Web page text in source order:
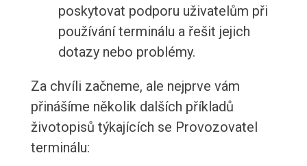
poskytovat podporu uživatelům při
používání terminálu a řešit jejich
dotazy nebo problémy.
Za chvíli začneme, ale nejprve vám
přinášíme několik dalších příkladů
životopisů týkajících se Provozovatel
terminálu: